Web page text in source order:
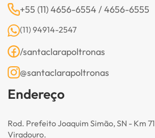
+55 (11) 4656-6554 / 4656-6555
(11) 94914-2547
/santaclarapoltronas
@santaclarapoltronas
Endereço
Rod. Prefeito Joaquim Simão, SN - Km 71
Viradouro.